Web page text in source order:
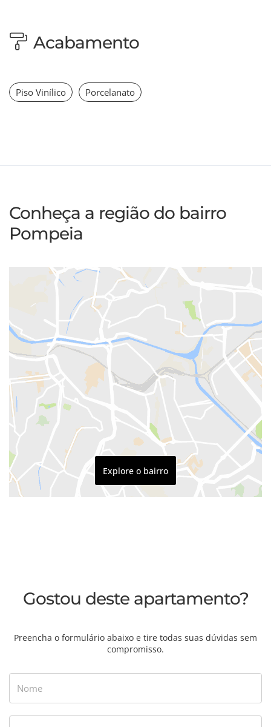
Acabamento
Piso Vinílico Porcelanato
Conheça a região do bairro
Pompeia
Explore o bairro
Gostou deste apartamento?
Preencha o formulário abaixo e tire todas suas dúvidas sem
compromisso.